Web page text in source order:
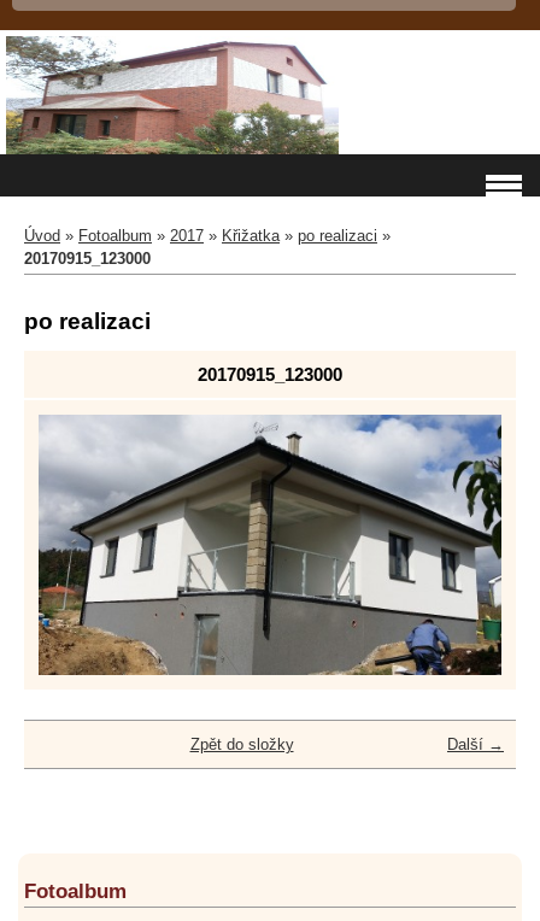
Úvod » Fotoalbum » 2017 » Křižatka» po realizaci »
20170915_123000
po realizaci
20170915_123000
Další →
Zpět do složky
Fotoalbum